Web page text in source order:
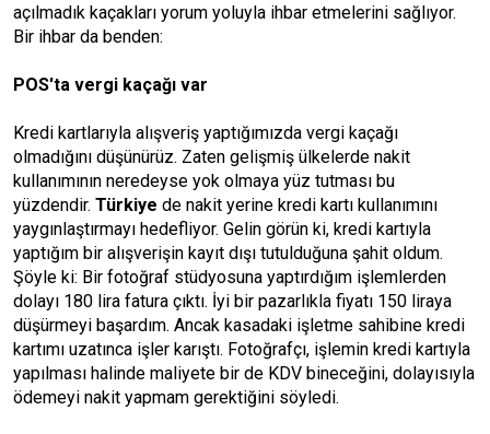
açılmadık kaçakları yorum yoluyla ihbar etmelerini sağlıyor.
Bir ihbar da benden:
POS'ta vergi kaçağı var
Kredi kartlarıyla alışveriş yaptığımızda vergi kaçağı
olmadığını düşünürüz. Zaten gelişmiş ülkelerde nakit
kullanımının neredeyse yok olmaya yüz tutması bu
yüzdendir. Türkiye de nakit yerine kredi kartı kullanımını
yaygınlaştırmayı hedefliyor. Gelin görün ki, kredi kartıyla
yaptığım bir alışverişin kayıt dışı tutulduğuna şahit oldum.
Şöyle ki: Bir fotoğraf stüdyosuna yaptırdığım işlemlerden
dolayı 180 lira fatura çıktı. İyi bir pazarlıkla fiyatı 150 liraya
düşürmeyi başardım. Ancak kasadaki işletme sahibine kredi
kartımı uzatınca işler karıştı. Fotoğrafçı, işlemin kredi kartıyla
yapılması halinde maliyete bir de KDV bineceğini, dolayısıyla
ödemeyi nakit yapmam gerektiğini söyledi.